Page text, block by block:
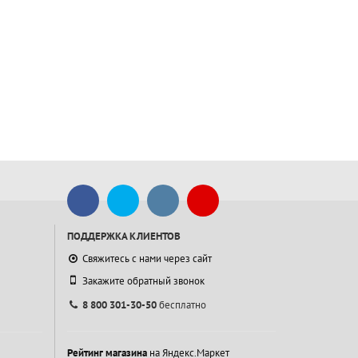
ПОДДЕРЖКА КЛИЕНТОВ
Свяжитесь с нами через сайт
Закажите обратный звонок
8 800 301-30-50бесплатно
Рейтинг магазинана Яндекс.Маркет